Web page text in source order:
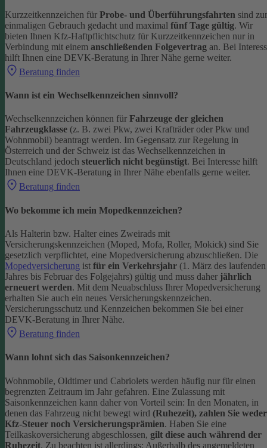
Kurzzeitkennzeichen für Probe- und Überführungsfahrten sind
einmaligen Gebrauch gedacht und maximal fünf Tage gültig. Wir
bieten Ihnen Kfz-Haftpflichtschutz für Kurzzeitkennzeichen nur in
Verbindung mit einem anschließenden Folgevertrag an. Bei
hilft Ihnen eine DEVK-Beratung in Ihrer Nähe gerne weiter.
Beratung finden
Wann ist ein Wechselkennzeichen sinnvoll?
Wechselkennzeichen können für Fahrzeuge der gleichen
Fahrzeugklasse (z. B. zwei Pkw, zwei Krafträder oder Pkw und
Wohnmobil) beantragt werden. Im Gegensatz zur Regelung in
Österreich und der Schweiz ist das Wechselkennzeichen in
Deutschland jedoch steuerlich nicht begünstigt. Bei Interesse hilft
Ihnen eine DEVK-Beratung in Ihrer Nähe ebenfalls gerne weiter.
Beratung finden
Wo bekomme ich mein Mopedkennzeichen?
Als Halterin bzw. Halter eines Zweirads mit
Versicherungskennzeichen (Moped, Mofa, Roller, Mokick) sind Sie
gesetzlich verpflichtet, eine Mopedversicherung abzuschließen. Die
Mopedversicherung ist für ein Verkehrsjahr (1. März des laufenden
Jahres bis Februar des Folgejahrs) gültig und muss daher jährlich
erneuert werden. Mit dem Neuabschluss Ihrer Mopedversicherung
erhalten Sie auch ein neues Versicherungskennzeichen.
Versicherungsschutz und Kennzeichen bekommen Sie bei einer
DEVK-Beratung in Ihrer Nähe.
Beratung finden
Wann lohnt sich das Saisonkennzeichen?
Wohnmobile, Oldtimer und Cabriolets werden häufig nur für einen
begrenzten Zeitraum im Jahr gefahren. Eine Zulassung mit
Saisonkennzeichen kann daher von Vorteil sein: In den Monaten, in
denen das Fahrzeug nicht bewegt wird (Ruhezeit), zahlen Sie weder
Kfz-Steuer noch Versicherungsprämien. Haben Sie eine
Teilkaskoversicherung abgeschlossen, gilt diese auch während der
Ruhezeit. Zu beachten ist allerdings: Außerhalb des angemeldeten